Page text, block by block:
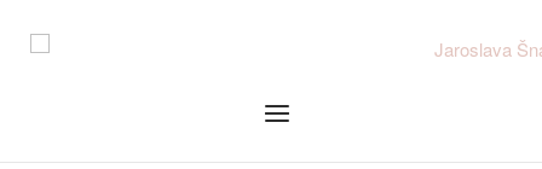
Menu